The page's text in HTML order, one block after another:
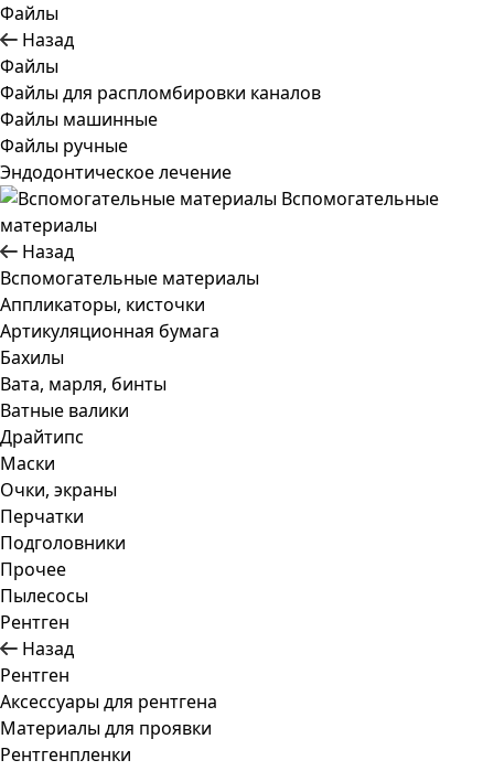
Файлы
Назад
Файлы
Файлы для распломбировки каналов
Файлы машинные
Файлы ручные
Эндодонтическое лечение
Вспомогательные
материалы
Назад
Вспомогательные материалы
Аппликаторы, кисточки
Артикуляционная бумага
Бахилы
Вата, марля, бинты
Ватные валики
Драйтипс
Маски
Очки, экраны
Перчатки
Подголовники
Прочее
Пылесосы
Рентген
Назад
Рентген
Аксессуары для рентгена
Материалы для проявки
Рентгенпленки